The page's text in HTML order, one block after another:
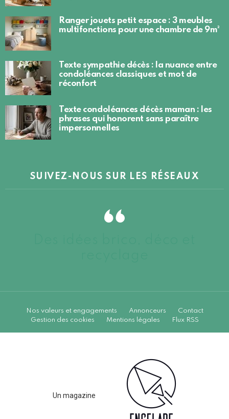
Ranger jouets petit espace : 3 meubles
multifonctions pour une chambre de 9m²
Texte sympathie décès : la nuance entre
condoléances classiques et mot de
réconfort
Texte condoléances décès maman : les
phrases qui honorent sans paraître
impersonnelles
SUIVEZ-NOUS SUR LES RÉSEAUX
Nos valeurs et engagements Annonceurs
Contact
Gestion des cookies
Mentions légales Flux RSS
Un magazine